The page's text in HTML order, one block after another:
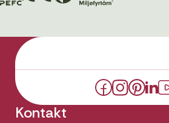
Kontakt